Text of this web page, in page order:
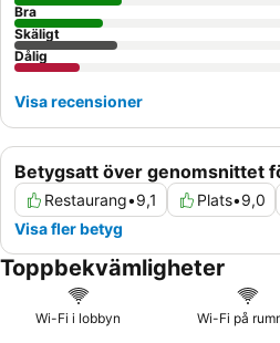
Betygsatt över genomsnittet
Restaurang•9,1 Plats•9,0
Visa fler betyg
Bra
Skäligt
Dålig
Visa recensioner
Toppbekvämligheter
Wi-Fi i lobbyn Wi-Fi på